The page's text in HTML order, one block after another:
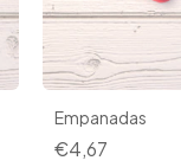
Empanadas
€4,67